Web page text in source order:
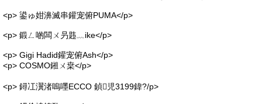
<p> 鍙ゅ姏濞滅串鑵宠俯PUMA</p>
<p> 鍛ㄥ啲闆ㄨ叧韪﹏ike</p>
<p> Gigi Hadid鑵宠俯Ash</p>
<p> COSMO鎺ㄨ枽</p>
<p> 鐞冮瀷渚嗚嚜ECCO 鍞児3199鍏?/p>